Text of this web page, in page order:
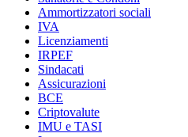
Ammortizzatori sociali
IVA
Licenziamenti
IRPEF
Sindacati
Assicurazioni
BCE
Criptovalute
IMU e TASI